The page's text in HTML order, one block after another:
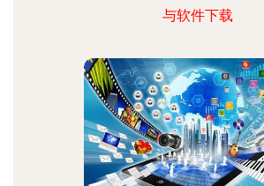
与软件下载